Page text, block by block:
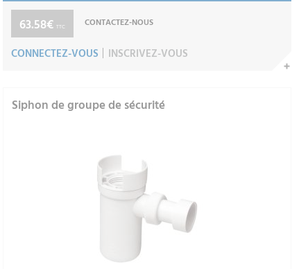
63.58€ TTC CONTACTEZ-NOUS
CONNECTEZ-VOUS INSCRIVEZ-VOUS
Siphon de groupe de sécurité